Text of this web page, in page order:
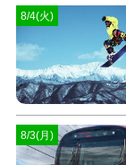
8/4(火)
8/3(月)